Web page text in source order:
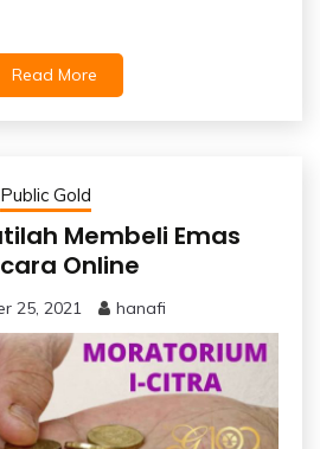
Read More
Public Gold
Membeli Emas
Online
25, 2021 hanafi